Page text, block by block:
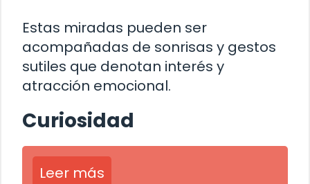
Estas miradas pueden ser
acompañadas de sonrisas y gestos
sutiles que denotan interés y
atracción emocional.
Curiosidad
Leer más